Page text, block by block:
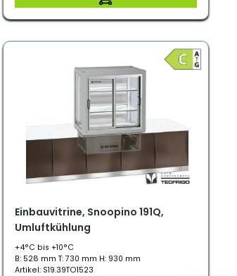
Einbauvitrine, Snoopino 191Q,
Umluftkühlung
+4°C bis +10°C
B: 528 mm T: 730 mm H: 930 mm
Artikel: S19.39TO1523